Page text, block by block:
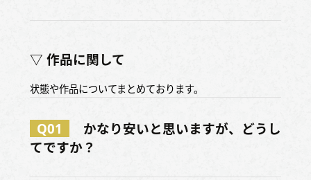
▽ 作品に関して
状態や作品についてまとめております。
Q01
かなり安いと思いますが、どうし
てですか？